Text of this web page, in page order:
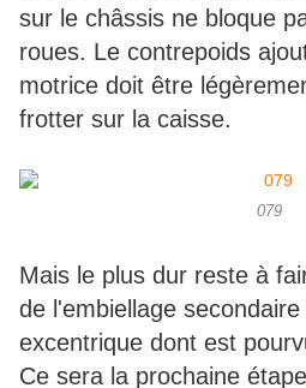
sur le châssis ne bloque
roues. Le contrepoids
motrice doit être
frotter sur la caisse.
079
Mais le plus dur reste à
de l'embiellage
excentrique dont est
Ce sera la prochaine